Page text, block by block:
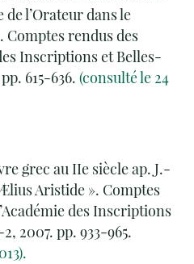
l’Orateur dans le
rendus des
Inscriptions et Belles-
615-636.(consulté le 24
grec au IIe siècle ap. J.-
Aristide ». Comptes
des Inscriptions
2007. pp. 933-965.